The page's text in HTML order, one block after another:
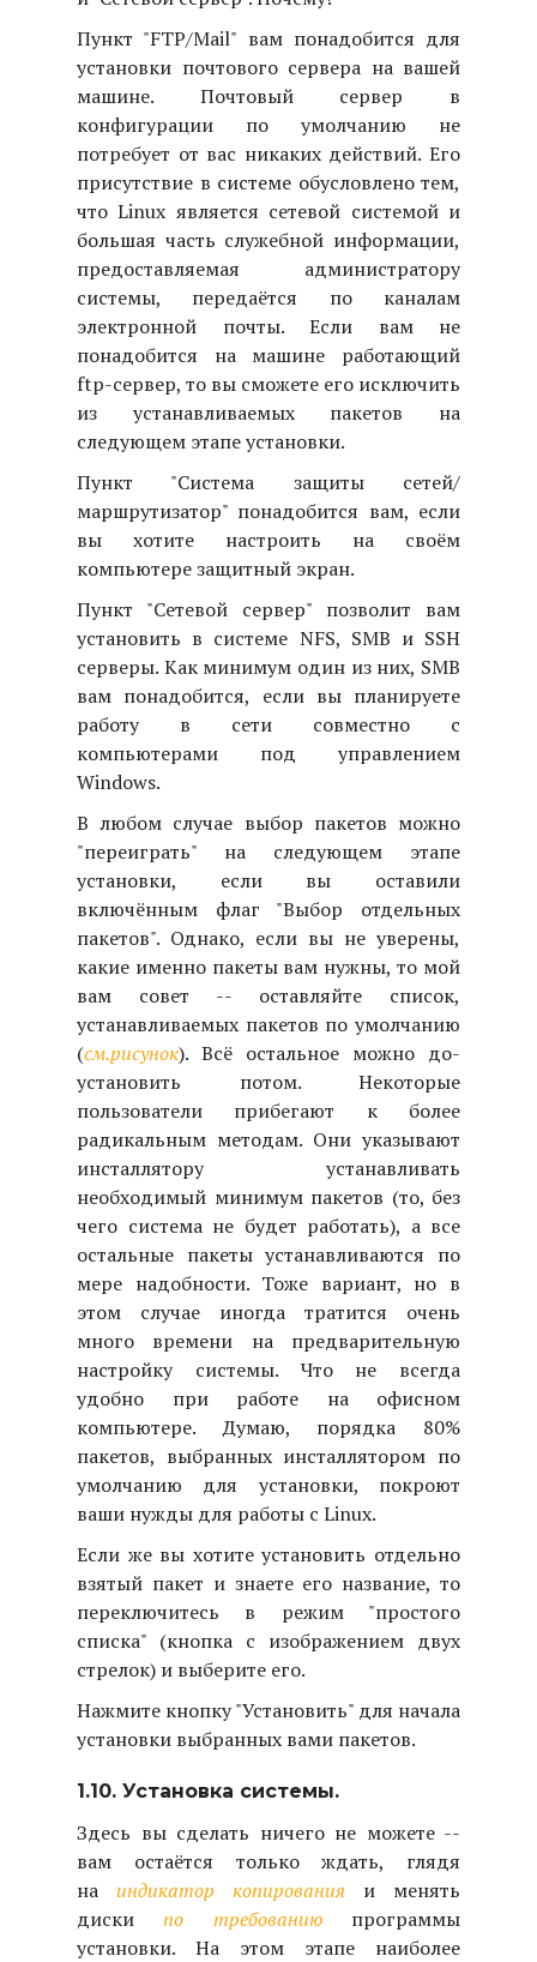
Пункт "FTP/Mail" вам понадобится для
установки почтового сервера на вашей
машине. Почтовый сервер в
конфигурации по умолчанию не
потребует от вас никаких действий. Его
присутствие в системе обусловлено тем,
что Linux является сетевой системой и
большая часть служебной информации,
предоставляемая администратору
системы, передаётся по каналам
электронной почты. Если вам не
понадобится на машине работающий
ftp-сервер, то вы сможете его исключить
из устанавливаемых пакетов на
следующем этапе установки.
Пункт "Система защиты сетей/
маршрутизатор" понадобится вам, если
вы хотите настроить на своём
компьютере защитный экран.
Пункт "Сетевой сервер" позволит вам
установить в системе NFS, SMB и SSH
серверы. Как минимум один из них, SMB
вам понадобится, если вы планируете
работу в сети совместно с
компьютерами под управлением
Windows.
В любом случае выбор пакетов можно
"переиграть" на следующем этапе
установки, если вы оставили
включённым флаг "Выбор отдельных
пакетов". Однако, если вы не уверены,
какие именно пакеты вам нужны, то мой
вам совет -- оставляйте список,
устанавливаемых пакетов по умолчанию
(см.рисунок). Всё остальное можно до-
установить потом. Некоторые
пользователи прибегают к более
радикальным методам. Они указывают
инсталлятору устанавливать
необходимый минимум пакетов (то, без
чего система не будет работать), а все
остальные пакеты устанавливаются по
мере надобности. Тоже вариант, но в
этом случае иногда тратится очень
много времени на предварительную
настройку системы. Что не всегда
удобно при работе на офисном
компьютере. Думаю, порядка 80%
пакетов, выбранных инсталлятором по
умолчанию для установки, покроют
ваши нужды для работы с Linux.
Если же вы хотите установить отдельно
взятый пакет и знаете его название, то
переключитесь в режим "простого
списка" (кнопка с изображением двух
стрелок) и выберите его.
Нажмите кнопку "Установить" для начала
установки выбранных вами пакетов.
1.10. Установка системы.
Здесь вы сделать ничего не можете --
вам остаётся только ждать, глядя
на индикатор копирования и менять
дискипо требованиюпрограммы
установки. На этом этапе наиболее